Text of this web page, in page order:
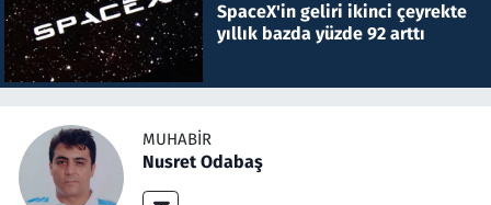
SpaceX'in geliri ikinci çeyrekte
yıllık bazda yüzde 92 arttı
MUHABIR
Nusret Odabaş